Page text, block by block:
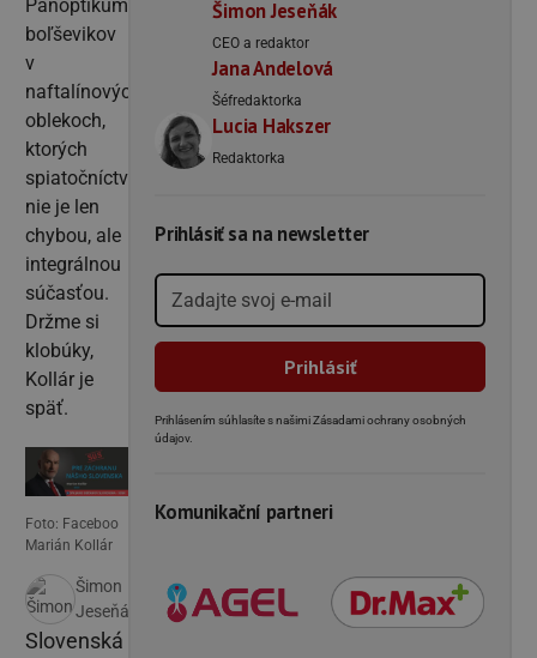
Panoptikum
boľševikov
v
naftalínových
oblekoch,
ktorých
spiatočníctvo
nie je len
chybou, ale
integrálnou
súčasťou.
Držme si
klobúky,
Kollár je
späť.
Foto: Faceboo
Marián Kollár
Šimon
Jeseňák
Slovenská
Šimon Jeseňák
CEO a redaktor
Jana Andelová
Šéfredaktorka
Lucia Hakszer
Redaktorka
Prihlásiť sa na newsletter
Prihlásením súhlasíte s našimi Zásadami ochrany osobných
údajov.
Komunikační partneri